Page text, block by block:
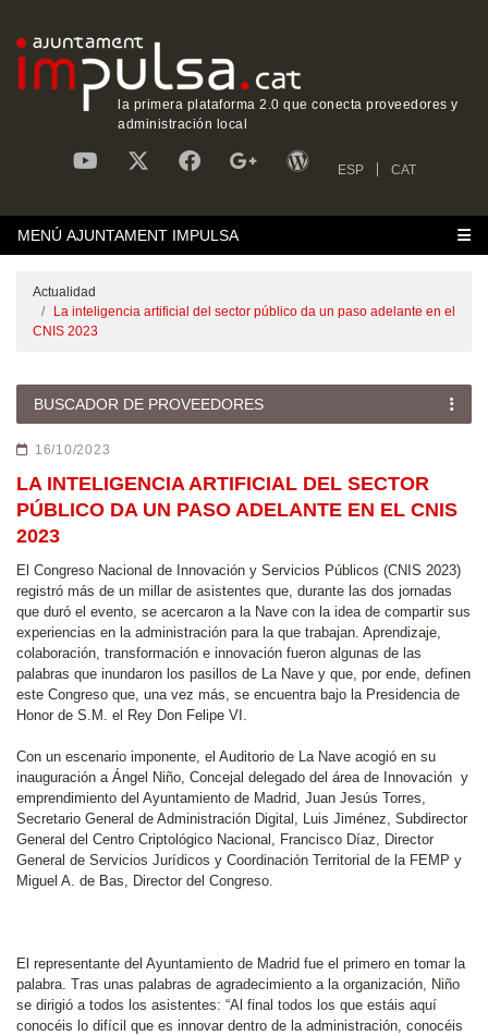
la primera plataforma 2.0 que conecta proveedores y
administración local
ESP CAT
MENÚ AJUNTAMENT IMPULSA
Actualidad
La inteligencia artificial del sector público da un paso adelante en el
CNIS 2023
BUSCADOR DE PROVEEDORES
16/10/2023
LA INTELIGENCIA ARTIFICIAL DEL SECTOR
PÚBLICO DA UN PASO ADELANTE EN EL CNIS
2023
El Congreso Nacional de Innovación y Servicios Públicos (CNIS 2023)
registró más de un millar de asistentes que, durante las dos jornadas
que duró el evento, se acercaron a la Nave con la idea de compartir sus
experiencias en la administración para la que trabajan. Aprendizaje,
colaboración, transformación e innovación fueron algunas de las
palabras que inundaron los pasillos de La Nave y que, por ende, definen
este Congreso que, una vez más, se encuentra bajo la Presidencia de
Honor de S.M. el Rey Don Felipe VI.
Con un escenario imponente, el Auditorio de La Nave acogió en su
inauguración a Ángel Niño, Concejal delegado del área de Innovación y
emprendimiento del Ayuntamiento de Madrid, Juan Jesús Torres,
Secretario General de Administración Digital, Luis Jiménez, Subdirector
General del Centro Criptológico Nacional, Francisco Díaz, Director
General de Servicios Jurídicos y Coordinación Territorial de la FEMP y
Miguel A. de Bas, Director del Congreso.
El representante del Ayuntamiento de Madrid fue el primero en tomar la
palabra. Tras unas palabras de agradecimiento a la organización, Niño
se dirigió a todos los asistentes: “Al final todos los que estáis aquí
conocéis lo difícil que es innovar dentro de la administración, conocéis